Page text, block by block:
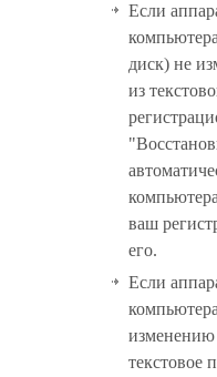
Если
диск) не
из
ваш
его.
Если
изменению
текстовое